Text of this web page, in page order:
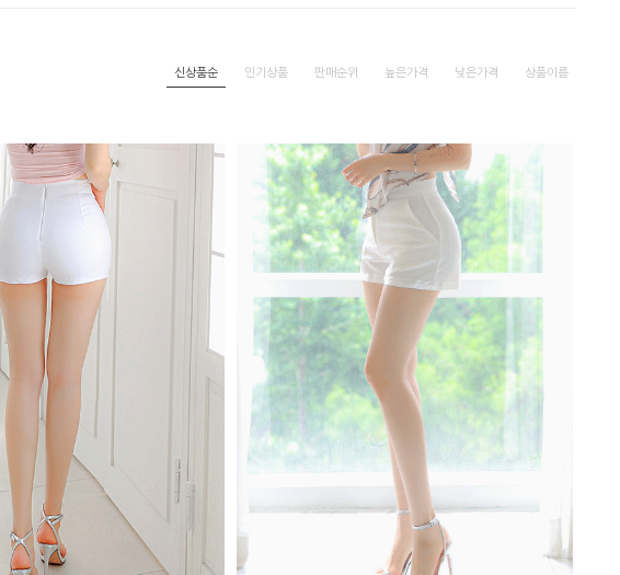
신상품순 인기상품 판매순위 높은가격 낮은가격 상품이름